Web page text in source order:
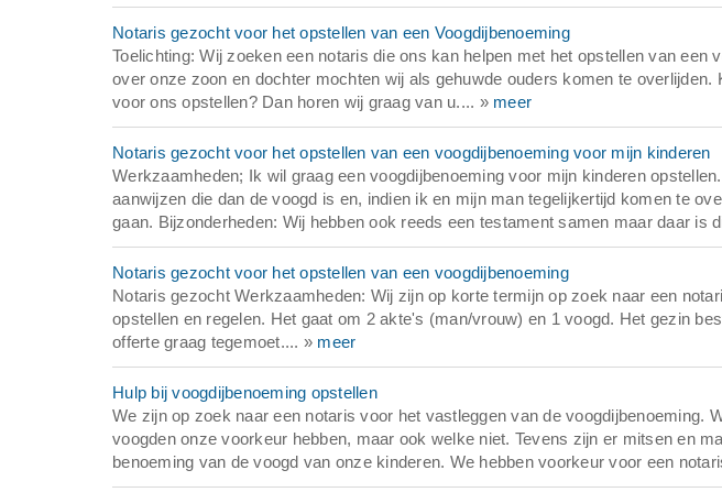
Notaris gezocht voor het opstellen van een Voogdijbenoeming
Toelichting: Wij zoeken een notaris die ons kan helpen met het opstellen van een
over onze zoon en dochter mochten wij als gehuwde ouders komen te overlijden.
voor ons opstellen? Dan horen wij graag van u.... » meer
Notaris gezocht voor het opstellen van een voogdijbenoeming voor mijn kinderen
Werkzaamheden; Ik wil graag een voogdijbenoeming voor mijn kinderen
aanwijzen die dan de voogd is en, indien ik en mijn man tegelijkertijd komen te
gaan. Bijzonderheden: Wij hebben ook reeds een testament samen maar daar is
Notaris gezocht voor het opstellen van een voogdijbenoeming
Notaris gezocht Werkzaamheden: Wij zijn op korte termijn op zoek naar een
opstellen en regelen. Het gaat om 2 akte's (man/vrouw) en 1 voogd. Het gezin
offerte graag tegemoet.... » meer
Hulp bij voogdijbenoeming opstellen
We zijn op zoek naar een notaris voor het vastleggen van de voogdijbenoeming.
voogden onze voorkeur hebben, maar ook welke niet. Tevens zijn er mitsen en
benoeming van de voogd van onze kinderen. We hebben voorkeur voor een